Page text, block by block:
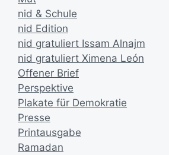
nid & Schule
nid Edition
nid gratuliert Issam Alnajm
nid gratuliert Ximena León
Offener Brief
Perspektive
Plakate für Demokratie
Presse
Printausgabe
Ramadan